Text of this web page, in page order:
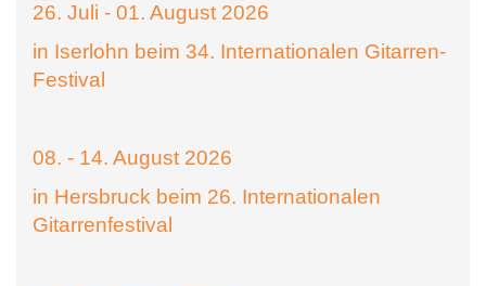
26. Juli - 01. August 2026
in Iserlohn beim 34. Internationalen Gitarren-
Festival
08. - 14. August 2026
in Hersbruck beim 26. Internationalen
Gitarrenfestival